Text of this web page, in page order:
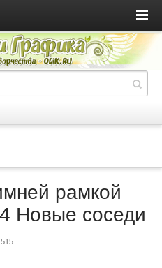
рамкой
Новые соседи
515